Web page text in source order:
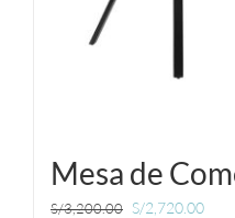
Mesa de
S/3,200.00 S/2,720.00